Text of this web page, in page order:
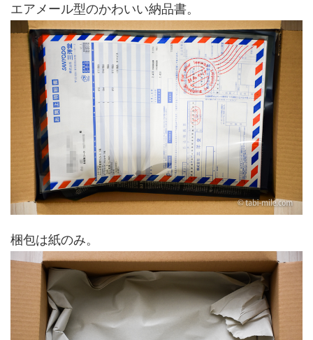
エアメール型のかわいい納品書。
梱包は紙のみ。